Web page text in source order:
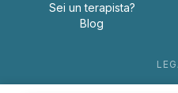
Sei un terapista?
Blog